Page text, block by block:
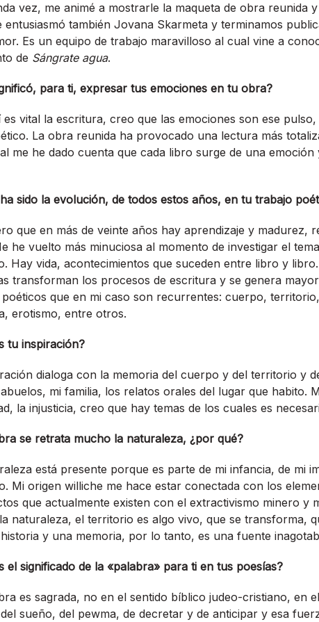
vez, me animé a mostrarle la maqueta de obra reunida
entusiasmó también Jovana Skarmeta y terminamos
Es un equipo de trabajo maravilloso al cual vine a
de Sángrate agua.
para ti, expresar tus emociones en tu obra?
vital la escritura, creo que las emociones son ese pulso,
La obra reunida ha provocado una lectura más
me he dado cuenta que cada libro surge de una emoción
sido la evolución, de todos estos años, en tu trabajo
que en más de veinte años hay aprendizaje y madurez,
he vuelto más minuciosa al momento de investigar el
Hay vida, acontecimientos que suceden entre libro y
transforman los procesos de escritura y se genera
poéticos que en mi caso son recurrentes: cuerpo,
erotismo, entre otros.
tu inspiración?
dialoga con la memoria del cuerpo y del territorio y
mi familia, los relatos orales del lugar que habito.
la injusticia, creo que hay temas de los cuales es
se retrata mucho la naturaleza, ¿por qué?
está presente porque es parte de mi infancia, de mi
Mi origen williche me hace estar conectada con los
que actualmente existen con el extractivismo minero y
naturaleza, el territorio es algo vivo, que se transforma,
y una memoria, por lo tanto, es una fuente
el significado de la «palabra» para ti en tus poesías?
es sagrada, no en el sentido bíblico judeo-cristiano, en
sueño, del pewma, de decretar y de anticipar y esa